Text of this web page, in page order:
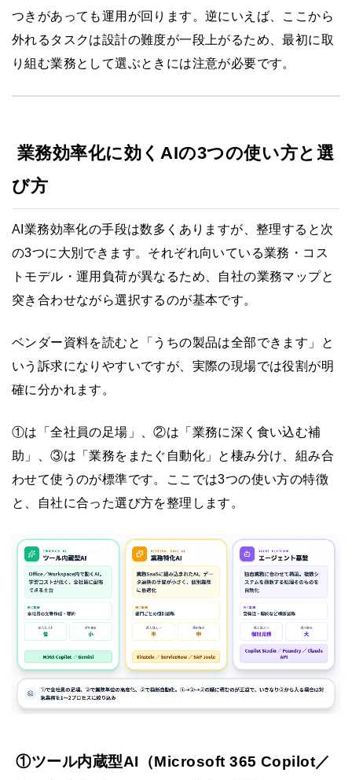
つきがあっても運用が回ります。逆にいえば、ここから
外れるタスクは設計の難度が一段上がるため、最初に取
り組む業務として選ぶときには注意が必要です。
業務効率化に効くAIの3つの使い方と選
び方
AI業務効率化の手段は数多くありますが、整理すると次
の3つに大別できます。それぞれ向いている業務・コス
トモデル・運用負荷が異なるため、自社の業務マップと
突き合わせながら選択するのが基本です。
ベンダー資料を読むと「うちの製品は全部できます」と
いう訴求になりやすいですが、実際の現場では役割が明
確に分かれます。
①は「全社員の足場」、②は「業務に深く食い込む補
助」、③は「業務をまたぐ自動化」と棲み分け、組み合
わせて使うのが標準です。ここでは3つの使い方の特徴
と、自社に合った選び方を整理します。
①ツール内蔵型AI（Microsoft 365 Copilot／